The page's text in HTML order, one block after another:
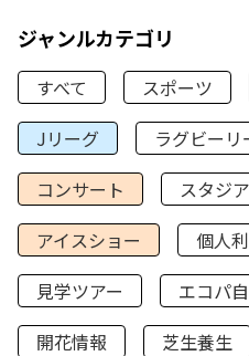
ジャンルカテゴリ
すべて スポーツ
Jリーグ
ラグビーリ
コンサート
スタジ
アイスショー
個人
見学ツアー
エコパ
開花情報
芝生養生